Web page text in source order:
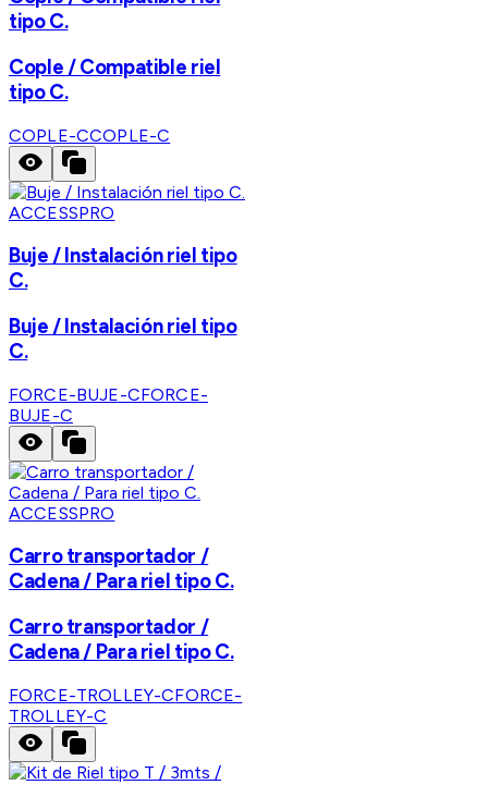
tipo C.
Cople / Compatible riel
tipo C.
COPLE-CCOPLE-C
ACCESSPRO
Buje / Instalación riel tipo
C.
Buje / Instalación riel tipo
C.
FORCE-BUJE-CFORCE-
BUJE-C
ACCESSPRO
Carro transportador /
Cadena / Para riel tipo C.
Carro transportador /
Cadena / Para riel tipo C.
FORCE-TROLLEY-CFORCE-
TROLLEY-C